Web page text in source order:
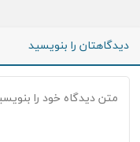
دیدگاهتان را بنویسید